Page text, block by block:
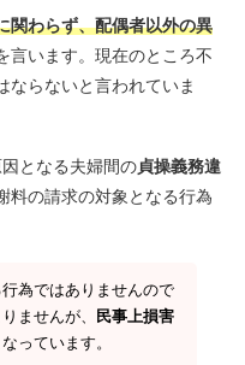
関わらず、配偶者以外の異
言います。現在のところ不
ならないと言われていま
となる夫婦間の貞操義務違
料の請求の対象となる行為
為ではありませんので
ませんが、
民事上損害
っています。